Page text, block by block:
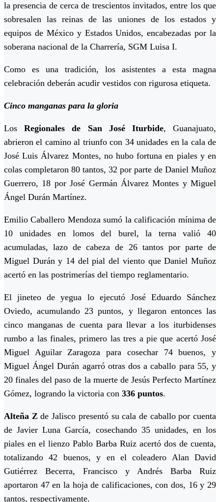
la presencia de cerca de trescientos invitados, entre los que
sobresalen las reinas de las uniones de los estados y
equipos de México y Estados Unidos, encabezadas por la
soberana nacional de la Charrería, SGM Luisa I.
Como es una tradición, los asistentes a esta magna
celebración deberán acudir vestidos con rigurosa etiqueta.
Cinco manganas para la gloria
LosRegionales de San José Iturbide, Guanajuato,
abrieron el camino al triunfo con 34 unidades en la cala de
José Luis Álvarez Montes, no hubo fortuna en piales y en
colas completaron 80 tantos, 32 por parte de Daniel Muñoz
Guerrero, 18 por José Germán Álvarez Montes y Miguel
Ángel Durán Martínez.
Emilio Caballero Mendoza sumó la calificación mínima de
10 unidades en lomos del burel, la terna valió 40
acumuladas, lazo de cabeza de 26 tantos por parte de
Miguel Durán y 14 del pial del viento que Daniel Muñoz
acertó en las postrimerías del tiempo reglamentario.
El jineteo de yegua lo ejecutó José Eduardo Sánchez
Oviedo, acumulando 23 puntos, y llegaron entonces las
cinco manganas de cuenta para llevar a los iturbidenses
rumbo a las finales, primero las tres a pie que acertó José
Miguel Aguilar Zaragoza para cosechar 74 buenos, y
Miguel Ángel Durán agarró otras dos a caballo para 55, y
20 finales del paso de la muerte de Jesús Perfecto Martínez
Gómez, logrando la victoria con 336 puntos.
Alteña Z de Jalisco presentó su cala de caballo por cuenta
de Javier Luna García, cosechando 35 unidades, en los
piales en el lienzo Pablo Barba Ruiz acertó dos de cuenta,
totalizando 42 buenos, y en el coleadero Alan David
Gutiérrez Becerra, Francisco y Andrés Barba Ruiz
aportaron 47 en la hoja de calificaciones, con dos, 16 y 29
tantos, respectivamente.